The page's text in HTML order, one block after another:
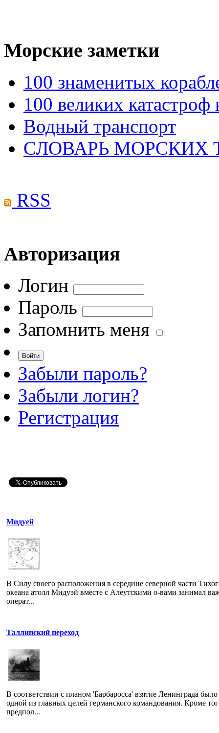
Морские заметки
100 знаменитых
100 великих катастроф
Водный транспорт
СЛОВАРЬ МОРСКИХ
RSS
Авторизация
Логин
Пароль
Запомнить меня
Забыли пароль?
Забыли логин?
Регистрация
Мидуей
В Силу своего расположения в середине северной части
океана атолл Мидуэй вместе с Алеутскими о-вами занимал
операт...
Таллинский переход
В соответствии с планом 'Барбаросса' взятие Ленинграда было
одной из главных целей германского командования. Кроме
предпол...